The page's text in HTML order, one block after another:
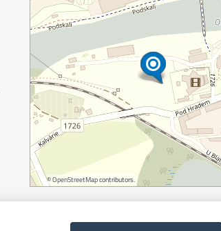
©OpenStreetMapcontributors.